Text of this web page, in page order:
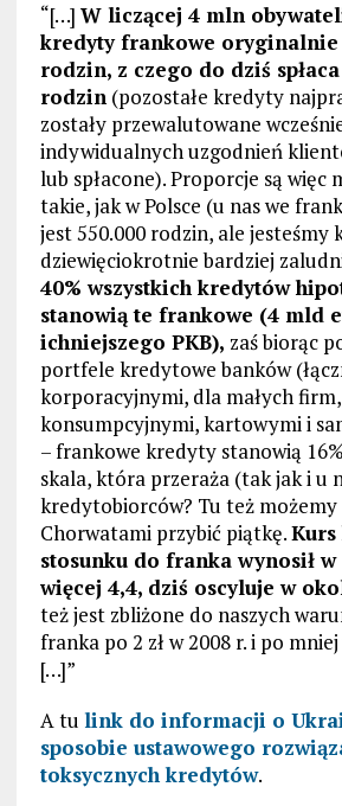
“[…] W liczącej 4 mln
kredyty frankowe oryginalnie
rodzin, z czego do dziś
rodzin(pozostałe kredyty
zostały przewalutowane
indywidualnych uzgodnień
lub spłacone). Proporcje są więc
takie, jak w Polsce (u nas we
jest 550.000 rodzin, ale jesteśmy
dziewięciokrotnie bardziej
40% wszystkich kredytów
stanowią te frankowe (4 mld
ichniejszego PKB), zaś biorąc
portfele kredytowe banków
korporacyjnymi, dla małych firm,
konsumpcyjnymi, kartowymi i
– frankowe kredyty stanowią
skala, która przeraża (tak jak i u
kredytobiorców? Tu też możemy
Chorwatami przybić piątkę.Kurs
stosunku do franka wynosił
więcej 4,4, dziś oscyluje w
też jest zbliżone do naszych
franka po 2 zł w 2008 r. i po mniej
[…]”
A tu link do informacji o
sposobie ustawowego
toksycznych kredytów.